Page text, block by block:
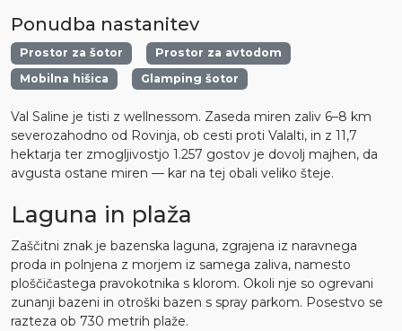
Ponudba nastanitev
Prostor za šotor
Prostor za avtodom
Mobilna hišica
Glamping šotor
Val Saline je tisti z wellnessom. Zaseda miren zaliv 6–8 km
severozahodno od Rovinja, ob cesti proti Valalti, in z 11,7
hektarja ter zmogljivostjo 1.257 gostov je dovolj majhen, da
avgusta ostane miren — kar na tej obali veliko šteje.
Laguna in plaža
Zaščitni znak je bazenska laguna, zgrajena iz naravnega
proda in polnjena z morjem iz samega zaliva, namesto
ploščičastega pravokotnika s klorom. Okoli nje so ogrevani
zunanji bazeni in otroški bazen s spray parkom. Posestvo se
razteza ob 730 metrih plaže.